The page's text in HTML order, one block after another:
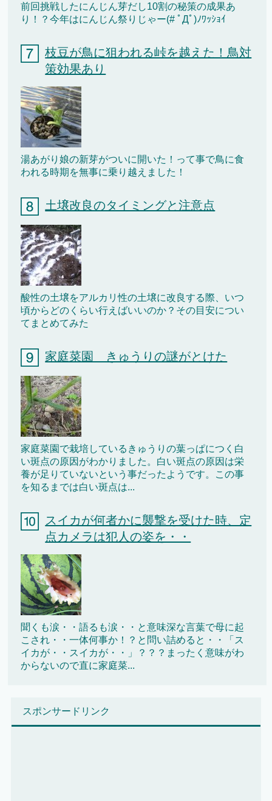
前回挑戦したにんじん芽だし10割の秘策の成果あ
り！？今年はにんじん祭りじゃー(# ﾟДﾟ)ﾉﾜｯｼｮｲ
枝豆が鳥に狙われる峠を越えた！鳥対
策効果あり
湯あがり娘の新芽がついに開いた！って事で鳥に食
われる時期を無事に乗り越えました！
土壌改良のタイミングと注意点
酸性の土壌をアルカリ性の土壌に改良する際、いつ
頃からどのくらい行えばいいのか？その目安につい
てまとめてみた
家庭菜園 きゅうりの謎がとけた
家庭菜園で栽培しているきゅうりの葉っぱにつく白
い斑点の原因がわかりました。白い斑点の原因は栄
養が足りていないという事だったようです。この事
を知るまでは白い斑点は...
スイカが何者かに襲撃を受けた時、定
点カメラは犯人の姿を・・
聞くも涙・・語るも涙・・と意味深な言葉で母に起
こされ・・一体何事か！？と問い詰めると・・「ス
イカが・・スイカが・・」？？？まったく意味がわ
からないので直に家庭菜...
スポンサードリンク